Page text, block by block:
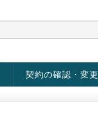
契約の確認・変更